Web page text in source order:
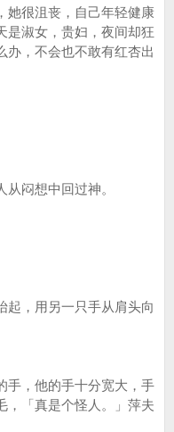
很沮丧，自己年轻健康
是淑女，贵妇，夜间却狂
办，不会也不敢有红杏出
闷想中回过神。
，用另一只手从肩头向
，他的手十分宽大，手
，「真是个怪人。」萍夫